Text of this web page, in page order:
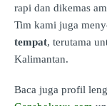
rapi dan dikemas
Tim kami juga
tempat, terutama
Kalimantan.
Baca juga profil